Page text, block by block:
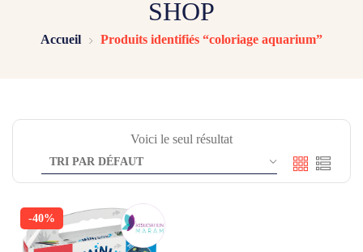
SHOP
Accueil Produits identifiés “coloriage aquarium”
Voici le seul résultat
-40%